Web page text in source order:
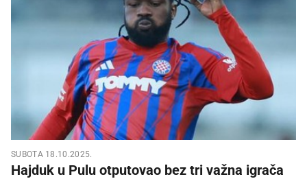
SUBOTA 18.10.2025.
Hajduk u Pulu otputovao bez tri važna igrača